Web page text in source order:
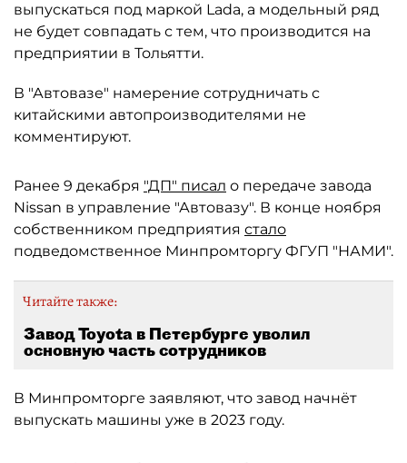
выпускаться под маркой Lada, а модельный ряд
не будет совпадать с тем, что производится на
предприятии в Тольятти.
В "Автовазе" намерение сотрудничать с
китайскими автопроизводителями не
комментируют.
Ранее 9 декабря "ДП" писал о передаче завода
Nissan в управление "Автовазу". В конце ноября
собственником предприятия стало
подведомственное Минпромторгу ФГУП "НАМИ".
Читайте также:
Завод Toyota в Петербурге уволил
основную часть сотрудников
В Минпромторге заявляют, что завод начнёт
выпускать машины уже в 2023 году.